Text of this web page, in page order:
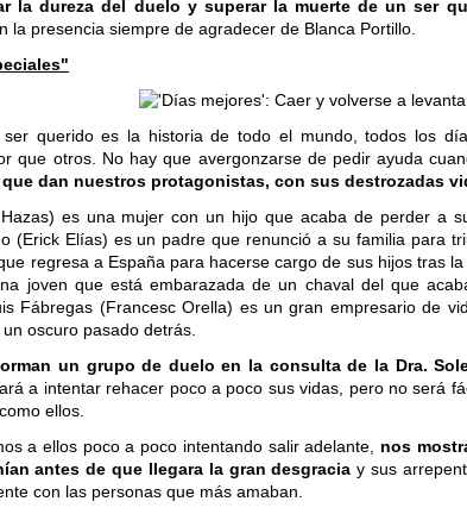
la dureza del duelo y superar la muerte de un ser
la presencia siempre de agradecer de Blanca Portillo.
querido es la historia de todo el mundo, todos los
que otros. No hay que avergonzarse de pedir ayuda
dan nuestros protagonistas, con sus destrozadas
es una mujer con un hijo que acaba de perder a
(Erick Elías) es un padre que renunció a su familia para
regresa a España para hacerse cargo de sus hijos tras
joven que está embarazada de un chaval del que
Fábregas (Francesc Orella) es un gran empresario de
oscuro pasado detrás.
un grupo de duelo en la consulta de la Dra.
a intentar rehacer poco a poco sus vidas, pero no será
ellos.
a ellos poco a poco intentando salir adelante, nos
antes de que llegara la gran desgracia y sus
con las personas que más amaban.